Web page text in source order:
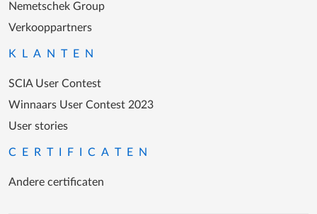
Nemetschek Group
Verkooppartners
KLANTEN
SCIA User Contest
Winnaars User Contest 2023
User stories
CERTIFICATEN
Andere certificaten